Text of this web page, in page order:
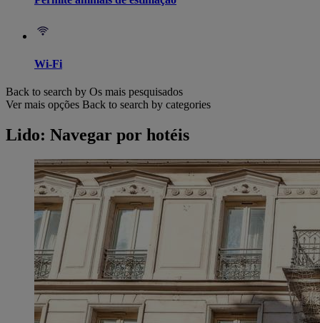
Wi-Fi
Back to search by Os mais pesquisados
Ver mais opções Back to search by categories
Lido: Navegar por hotéis